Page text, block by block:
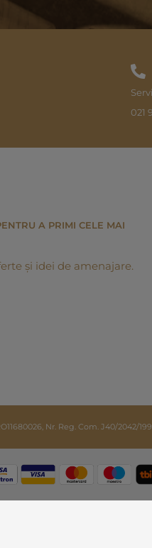
021
A PRIMI CELE MAI
și idei de amenajare.
Nr. Reg. Com. J40/2042/